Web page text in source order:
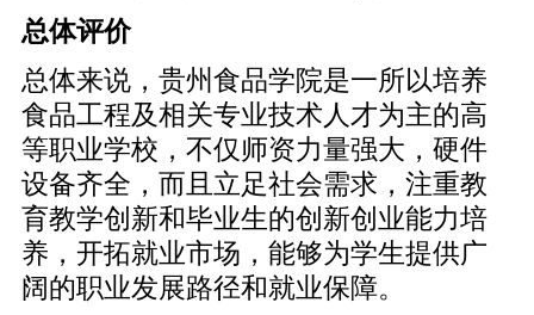
总体评价
总体来说，贵州食品学院是一所以培养
食品工程及相关专业技术人才为主的高
等职业学校，不仅师资力量强大，硬件
设备齐全，而且立足社会需求，注重教
育教学创新和毕业生的创新创业能力培
养，开拓就业市场，能够为学生提供广
阔的职业发展路径和就业保障。